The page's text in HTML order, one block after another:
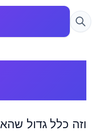
וזה כלל גדול